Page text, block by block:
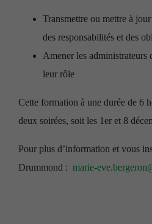
Transmettre ou mettre à
des responsabilités et des
Amener les administrateurs
leur rôle
Cette formation à une durée de 6
deux soirées, soit les 1er et 8
Pour plus d’information et vous
Drummond : marie-